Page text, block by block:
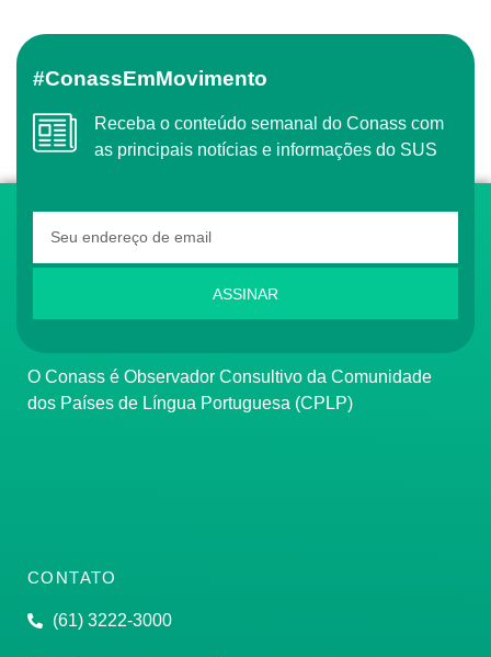
#ConassEmMovimento
Receba o conteúdo semanal do Conass com
as principais notícias e informações do SUS
ASSINAR
O Conass é Observador Consultivo da Comunidade
dos Países de Língua Portuguesa (CPLP)
CONTATO
(61) 3222-3000